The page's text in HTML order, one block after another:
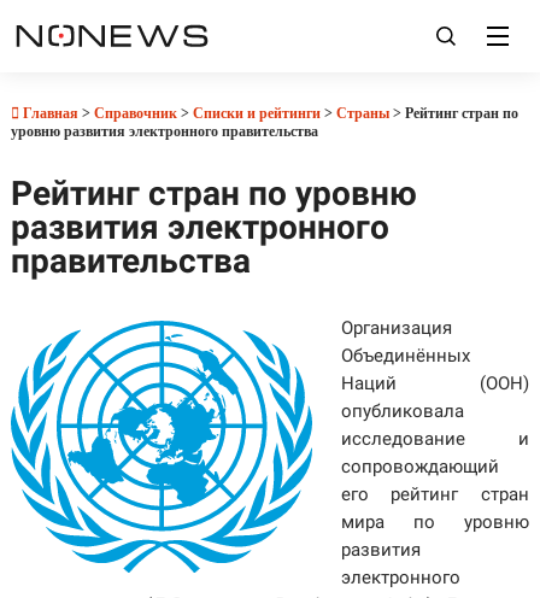
Главная > Справочник> Списки и рейтинги> Страны> Рейтинг стран по
уровню развития электронного правительства
Рейтинг стран по уровню
развития электронного
правительства
Организация
Объединённых
Наций (ООН)
опубликовала
исследование и
сопровождающий
его рейтинг стран
мира по уровню
развития
электронного